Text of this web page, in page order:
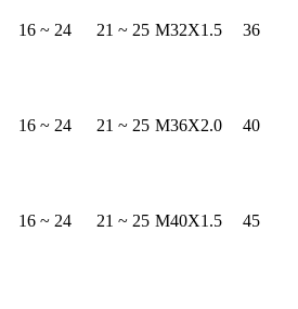
16 ~ 24 21 ~ 25 M32X1.5 36
16 ~ 24 21 ~ 25 M36X2.0 40
16 ~ 24 21 ~ 25 M40X1.5 45